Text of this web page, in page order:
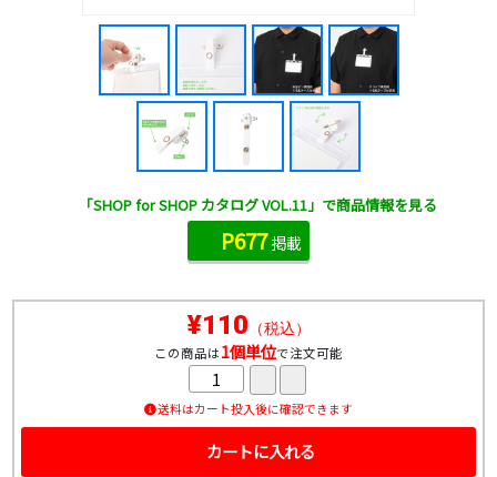
¥110 （税込）
この商品は1個単位で注文可能
送料はカート投入後に確認できます
カートに入れる
「SHOP for SHOP カタログ VOL.11」で商品情報を見る
P677掲載